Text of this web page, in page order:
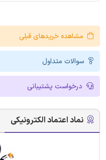
مشاهده خریدهای قبلی
سوالات متداول
درخواست پشتیبانی
نماد اعتماد الکترونیکی